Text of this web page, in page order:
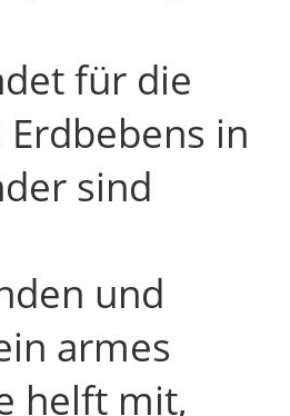
für die
in
sind
und
armes
helft mit,